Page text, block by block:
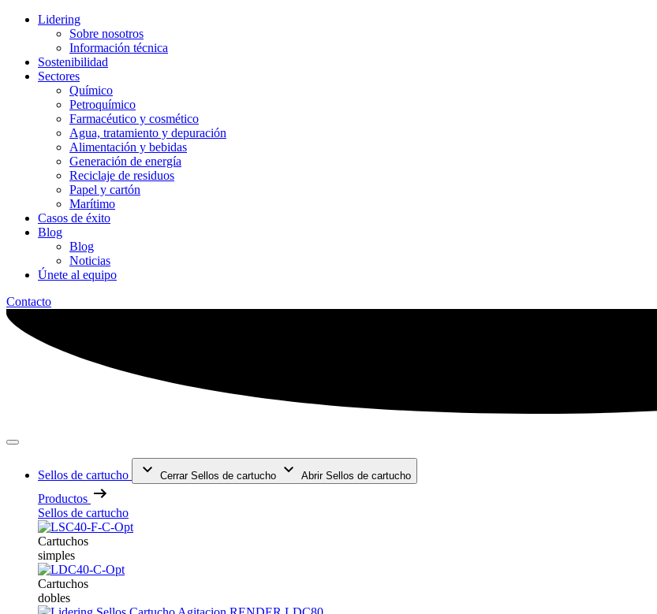
Lidering
Sobre nosotros
Información técnica
Sostenibilidad
Sectores
Químico
Petroquímico
Farmacéutico y cosmético
Agua, tratamiento y depuración
Alimentación y bebidas
Generación de energía
Reciclaje de residuos
Papel y cartón
Marítimo
Casos de éxito
Blog
Blog
Noticias
Únete al equipo
Contacto
Sellos de cartucho Cerrar Sellos de cartucho Abrir Sellos de cartucho
Productos
Sellos de cartucho
Cartuchos
simples
Cartuchos
dobles